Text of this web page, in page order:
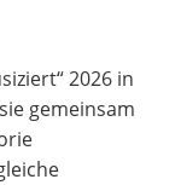
2026 in
gemeinsam